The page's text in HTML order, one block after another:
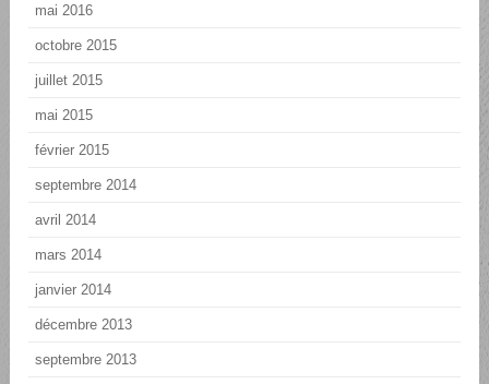
mai 2016
octobre 2015
juillet 2015
mai 2015
février 2015
septembre 2014
avril 2014
mars 2014
janvier 2014
décembre 2013
septembre 2013